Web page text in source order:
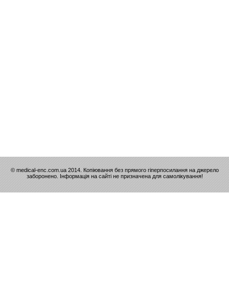
© medical-enc.com.ua 2014. Копіювання без прямого гіперпосилання на джерело
заборонено. Інформація на сайті не призначена для самолікування!